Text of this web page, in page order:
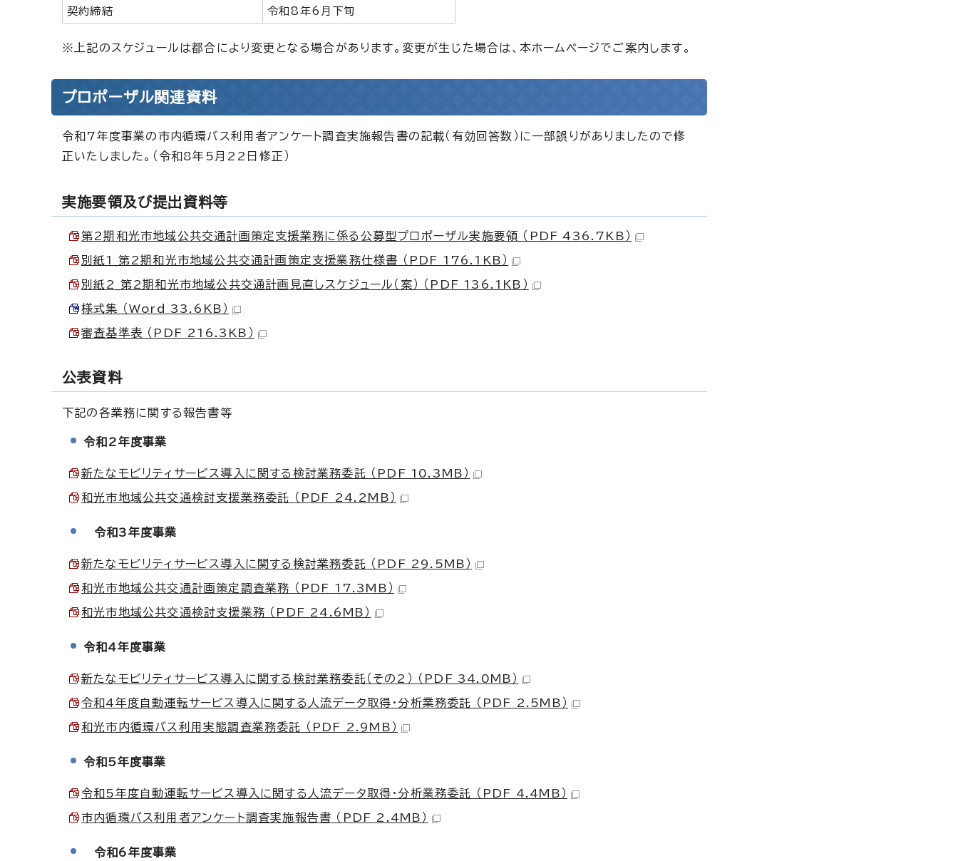
契約締結 令和8年6月下旬
※上記のスケジュールは都合により変更となる場合があります。変更が生じた場合は、本ホームページでご案内します。
プロポーザル関連資料
令和7年度事業の市内循環バス利用者アンケート調査実施報告書の記載（有効回答数）に一部誤りがありましたので修
正いたしました。（令和8年5月22日修正）
実施要領及び提出資料等
第2期和光市地域公共交通計画策定支援業務に係る公募型プロポーザル実施要領 （PDF 436.7KB）
別紙1_第2期和光市地域公共交通計画策定支援業務仕様書 （PDF 176.1KB）
別紙2_第2期和光市地域公共交通計画見直しスケジュール（案） （PDF 136.1KB）
様式集 （Word 33.6KB）
審査基準表 （PDF 216.3KB）
公表資料
下記の各業務に関する報告書等
令和2年度事業
新たなモビリティサービス導入に関する検討業務委託 （PDF 10.3MB）
和光市地域公共交通検討支援業務委託 （PDF 24.2MB）
令和3年度事業
新たなモビリティサービス導入に関する検討業務委託 （PDF 29.5MB）
和光市地域公共交通計画策定調査業務 （PDF 17.3MB）
和光市地域公共交通検討支援業務 （PDF 24.6MB）
令和4年度事業
新たなモビリティサービス導入に関する検討業務委託（その2） （PDF 34.0MB）
令和4年度自動運転サービス導入に関する人流データ取得・分析業務委託 （PDF 2.5MB）
和光市内循環バス利用実態調査業務委託 （PDF 2.9MB）
令和5年度事業
令和5年度自動運転サービス導入に関する人流データ取得・分析業務委託 （PDF 4.4MB）
市内循環バス利用者アンケート調査実施報告書 （PDF 2.4MB）
令和6年度事業